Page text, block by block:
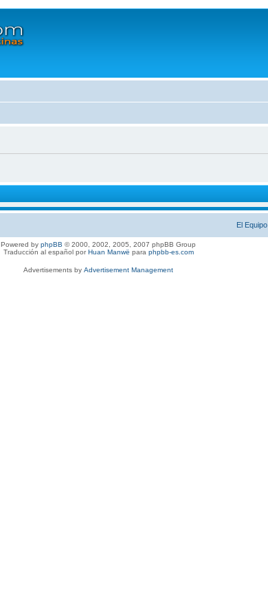
El Equipo
Powered by phpBB © 2000, 2002, 2005, 2007 phpBB Group
Traducción al español porHuan Manwë para phpbb-es.com
Advertisements by Advertisement Management